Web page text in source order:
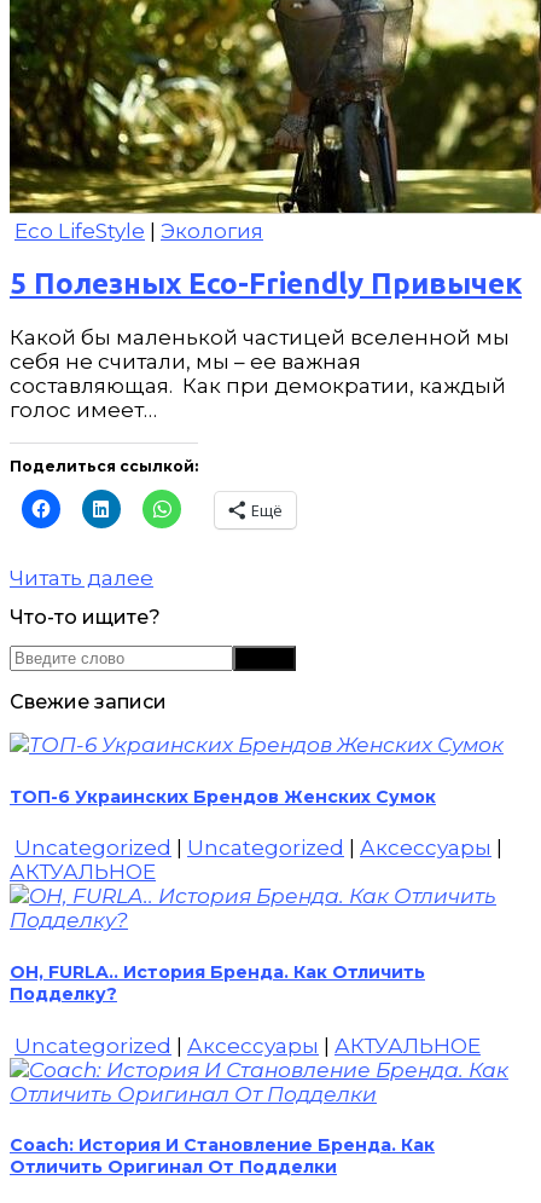
Eco LifeStyle Экология
5 Полезных Eco-Friendly Привычек
Какой бы маленькой частицей вселенной мы
себя не считали, мы – ее важная
составляющая. Как при демократии, каждый
голос имеет…
Поделиться ссылкой:
Ещё
Читать далее
Что-то ищите?
Свежие записи
ТОП-6 Украинских Брендов Женских Сумок
Uncategorized Uncategorized Аксессуары
АКТУАЛЬНОЕ
OH, FURLA.. История Бренда. Как Отличить
Подделку?
Uncategorized | Аксессуары | АКТУАЛЬНОЕ
Coach: История И Становление Бренда. Как
Отличить Оригинал От Подделки